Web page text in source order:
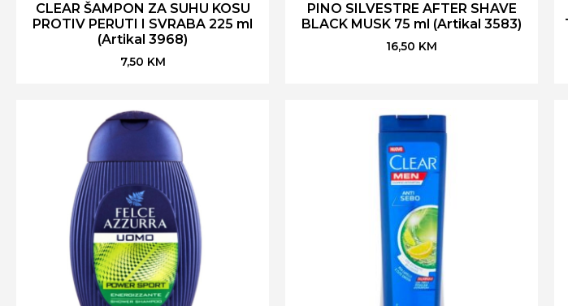
CLEAR ŠAMPON ZA SUHU KOSU
PROTIV PERUTI I SVRABA 225 ml
(Artikal 3968)
7,50 KM
PINO SILVESTRE AFTER SHAVE
BLACK MUSK 75 ml (Artikal 3583)
16,50 KM